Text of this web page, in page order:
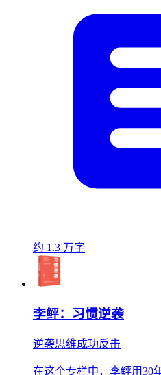
约 1.3 万字
李鲆：习惯逆袭
逆袭思维成功反击
在这个专栏中，李鲆用30